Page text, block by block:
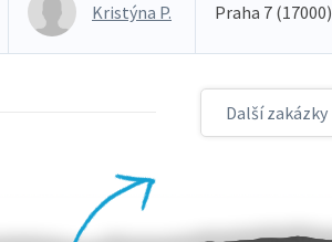
Kristýna P. Praha 7 (17000)
Další zakázky